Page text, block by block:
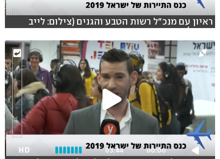
ראיון עם מנכ"ל רשות הטבע והגנים (צילום: לייב
פוקוס)
00:00
03:44
HD